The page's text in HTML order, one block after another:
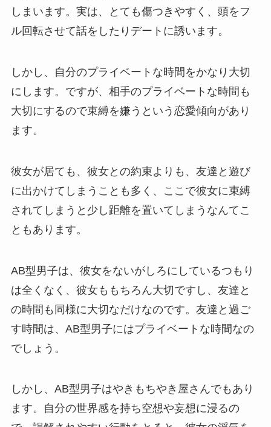
しまいます。実は、とても傷つきやすく、頭をフ
ル回転させて話をしたりデートに誘います。
しかし、自分のプライベートな時間をかなり大切
にします。ですが、相手のプライベートな時間も
大切にするので束縛を嫌うという恋愛傾向があり
ます。
彼女が居ても、彼女との約束よりも、友達と遊び
に出かけてしまうことも多く、ここで彼女に束縛
されてしまうと少し距離を置いてしまうなんてこ
ともあります。
AB型男子は、彼女をないがしろにしているつもり
は全くなく、彼女ももちろん大切ですし、友達と
の時間も同様に大切なだけなのです。友達と過ご
す時間は、AB型男子にはプライベートな時間なの
でしょう。
しかし、AB型男子はやきもちやき屋さんでもあり
ます。自分の世界感を持ち空想や妄想に浸るの